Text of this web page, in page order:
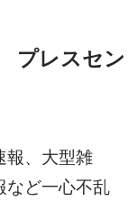
プレスセン
報、大型雑
など一心不乱